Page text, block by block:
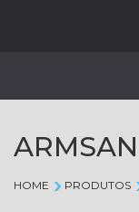
ARMSAN
HOME PRODUTOS